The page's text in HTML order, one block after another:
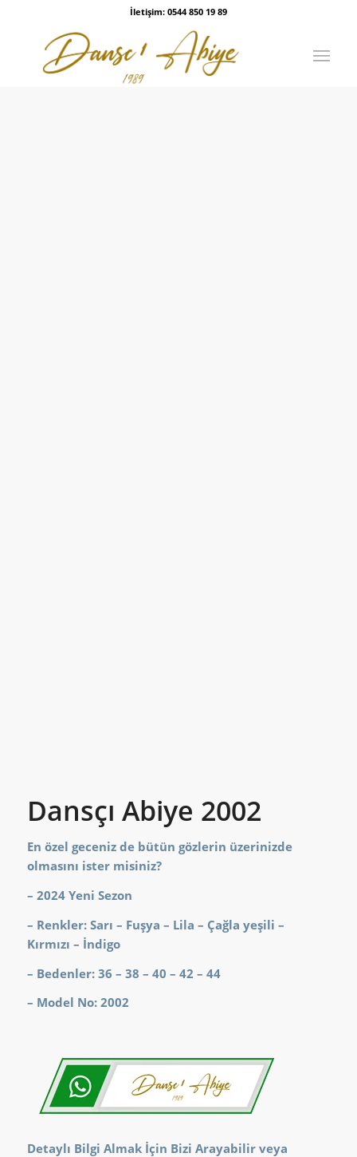
İletişim: 0544 850 19 89
Dansçı Abiye 2002
En özel geceniz de bütün gözlerin üzerinizde
olmasını ister misiniz?
– 2024 Yeni Sezon
– Renkler: Sarı – Fuşya – Lila – Çağla yeşili –
Kırmızı – İndigo
– Bedenler: 36 – 38 – 40 – 42 – 44
– Model No: 2002
Detaylı Bilgi Almak İçin Bizi Arayabilir veya